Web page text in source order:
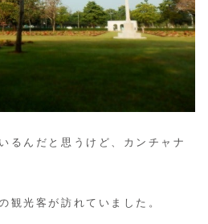
るんだと思うけど、カンチャナ
観光客が訪れていました。